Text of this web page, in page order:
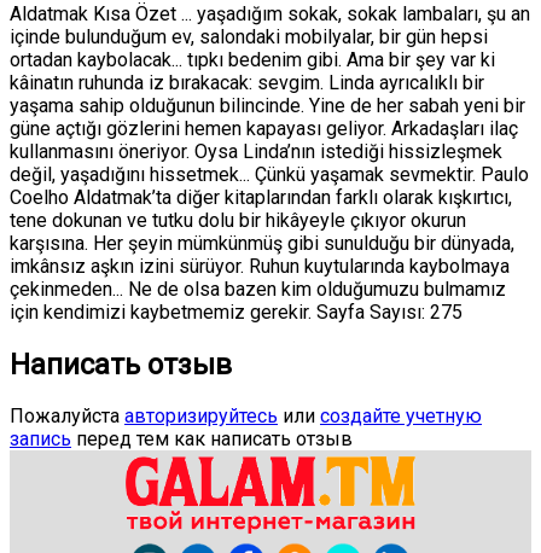
Aldatmak Kısa Özet ... yaşadığım sokak, sokak lambaları, şu an
içinde bulunduğum ev, salondaki mobilyalar, bir gün hepsi
ortadan kaybolacak... tıpkı bedenim gibi. Ama bir şey var ki
kâinatın ruhunda iz bırakacak: sevgim. Linda ayrıcalıklı bir
yaşama sahip olduğunun bilincinde. Yine de her sabah yeni bir
güne açtığı gözlerini hemen kapayası geliyor. Arkadaşları ilaç
kullanmasını öneriyor. Oysa Linda’nın istediği hissizleşmek
değil, yaşadığını hissetmek... Çünkü yaşamak sevmektir. Paulo
Coelho Aldatmak’ta diğer kitaplarından farklı olarak kışkırtıcı,
tene dokunan ve tutku dolu bir hikâyeyle çıkıyor okurun
karşısına. Her şeyin mümkünmüş gibi sunulduğu bir dünyada,
imkânsız aşkın izini sürüyor. Ruhun kuytularında kaybolmaya
çekinmeden... Ne de olsa bazen kim olduğumuzu bulmamız
için kendimizi kaybetmemiz gerekir. Sayfa Sayısı: 275
Написать отзыв
Пожалуйста авторизируйтесь или создайте учетную
запись перед тем как написать отзыв